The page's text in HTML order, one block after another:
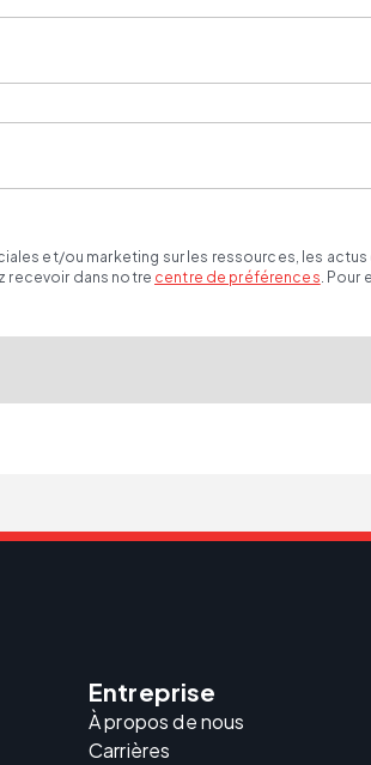
et/ou marketing sur les ressources, les actus
recevoir dans notre centre de préférences. Pour
Entreprise
À propos de nous
Carrières